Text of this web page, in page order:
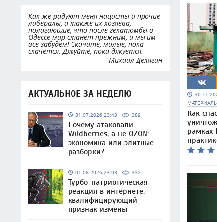
Как же радуют меня нацисты и прочие
либералы, а также их хозяева,
полагающие, что после гекатомбы в
Одессе мир станет прежним, и мы им
всё забудем! Скачите, милые, пока
скачется. Дякуйте, пока дякуется.
Михаил Делягин
АКТУАЛЬНОЕ ЗА НЕДЕЛЮ
31.07.2026 23:43 389
Почему атаковали
Wildberries, а не OZON:
экономика или элитные
разборки?
01.08.2026 23:03 332
Турбо-патриотическая
реакция в интернете:
квалифицирующий
признак измены
Как
рамках